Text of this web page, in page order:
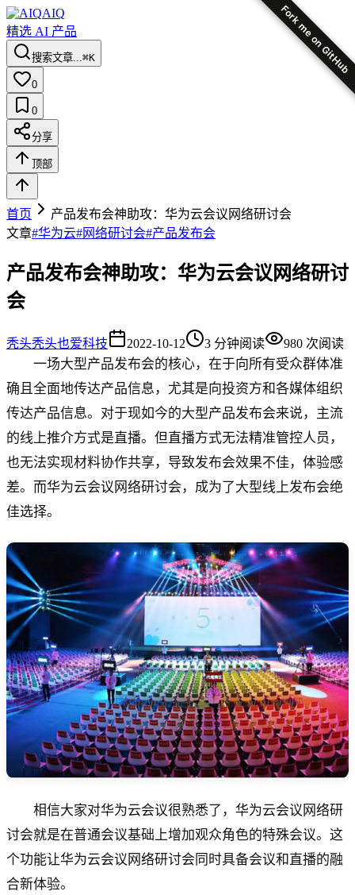
Fork me on GitHub
AIQ
精选 AI 产品
搜索文章...⌘K
0
0
分享
顶部
首页
产品发布会神助攻：华为云会议网络研讨会
文章#华为云#网络研讨会#产品发布会
产品发布会神助攻：华为云会议网络研讨
会
秃头秃头也爱科技 2022-10-12 3 分钟阅读 980 次阅读
一场大型产品发布会的核心，在于向所有受众群体准
确且全面地传达产品信息，尤其是向投资方和各媒体组织
传达产品信息。对于现如今的大型产品发布会来说，主流
的线上推介方式是直播。但直播方式无法精准管控人员，
也无法实现材料协作共享，导致发布会效果不佳，体验感
差。而华为云会议网络研讨会，成为了大型线上发布会绝
佳选择。
相信大家对华为云会议很熟悉了，华为云会议网络研
讨会就是在普通会议基础上增加观众角色的特殊会议。这
个功能让华为云会议网络研讨会同时具备会议和直播的融
合新体验。